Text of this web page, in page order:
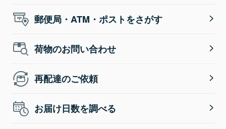
郵便局・ATM・ポストをさがす
荷物のお問い合わせ
再配達のご依頼
お届け日数を調べる